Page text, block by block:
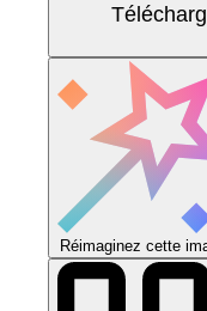
Réimaginez cette